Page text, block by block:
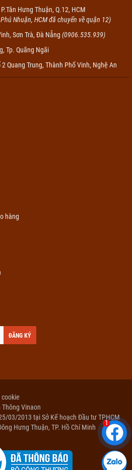
Hưng Thuận, Q.12, HCM
Nhuận, HCM đã chuyển về quận 12)
Sơn Trà, Đà Nẵng (0906.535.939)
Tp. Quãng Ngãi
2 Quang Trung, Thành Phố Vinh, Nghệ An
hàng
ĐĂNG KÝ
Thông Vinaon
03/2013 tại Sở Kế hoạch Đầu tư TPHCM
Hưng Thuận, TP. Hồ Chí Minh
1